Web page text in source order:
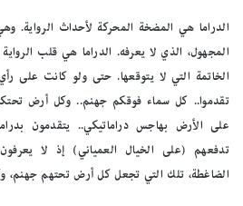
الدراما هي المضخة المحركة لأحداث الرواية.
المجهول، الذي لا يعرفه. الدراما هي قلب
الخاتمة التي لا يتوقعها. حتى ولو كانت على
تقدموا.. كل سماء فوقكم جهنم.. وكل أرض
على الأرض بهاجس دراماتيكي.. يتقدمون
تدفعهم (على الخيال العمياني) إذ لا يعرفون
الضاغطة، تلك التي تجعل كل أرض تحتهم